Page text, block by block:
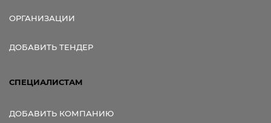
ОРГАНИЗАЦИИ
ДОБАВИТЬ ТЕНДЕР
СПЕЦИАЛИСТАМ
ДОБАВИТЬ КОМПАНИЮ